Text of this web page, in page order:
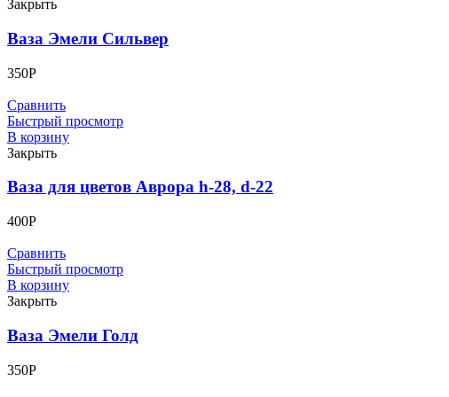
Закрыть
Ваза Эмели Сильвер
350Р
Сравнить
Быстрый просмотр
В корзину
Закрыть
Ваза для цветов Аврора h-28, d-22
400Р
Сравнить
Быстрый просмотр
В корзину
Закрыть
Ваза Эмели Голд
350Р